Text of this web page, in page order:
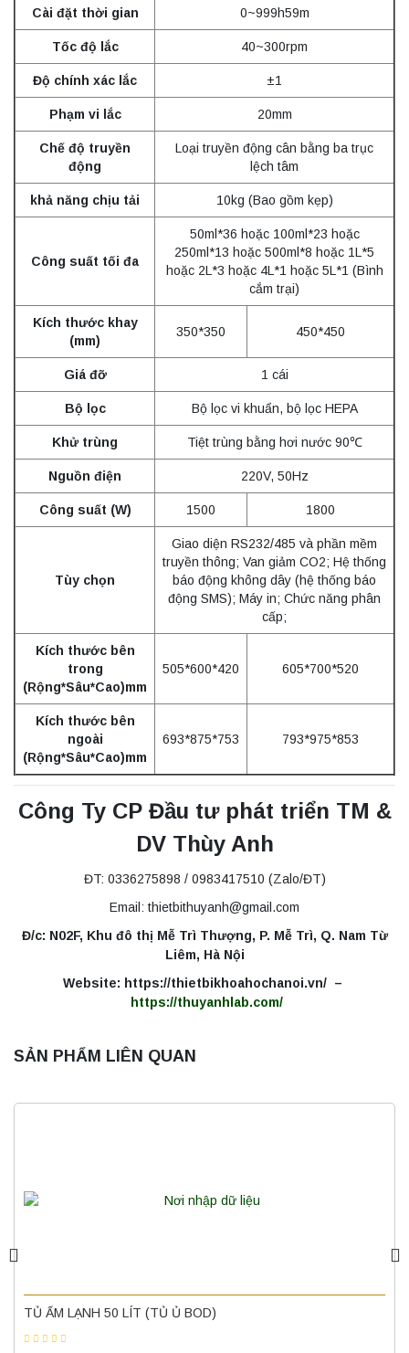
Cài đặt thời gian 0~999h59m
Tốc độ lắc 40~300rpm
Độ chính xác lắc ±1
Phạm vi lắc 20mm
Chế độ truyền
động
Loại truyền động cân bằng ba trục
lệch tâm
khả năng chịu tải 10kg (Bao gồm kẹp)
Công suất tối đa
50ml*36 hoặc 100ml*23 hoặc
250ml*13 hoặc 500ml*8 hoặc 1L*5
hoặc 2L*3 hoặc 4L*1 hoặc 5L*1 (Bình
cắm trại)
Kích thước khay
(mm)
350*350 450*450
Giá đỡ 1 cái
Bộ lọc Bộ lọc vi khuẩn, bộ lọc HEPA
Khử trùng Tiệt trùng bằng hơi nước 90℃
Nguồn điện 220V, 50Hz
Công suất (W) 1500 1800
Tùy chọn
Giao diện RS232/485 và phần mềm
truyền thông; Van giảm CO2; Hệ thống
báo động không dây (hệ thống báo
động SMS); Máy in; Chức năng phân
cấp;
Kích thước bên
trong
(Rộng*Sâu*Cao)mm
505*600*420 605*700*520
Kích thước bên
ngoài
(Rộng*Sâu*Cao)mm
693*875*753 793*975*853
Công Ty CP Đầu tư phát triển TM &
DV Thùy Anh
ĐT: 0336275898 / 0983417510 (Zalo/ĐT)
Email: thietbithuyanh@gmail.com
Đ/c: N02F, Khu đô thị Mễ Trì Thượng, P. Mễ Trì, Q. Nam Từ
Liêm, Hà Nội
Website: https://thietbikhoahochanoi.vn/ –
https://thuyanhlab.com/
SẢN PHẨM LIÊN QUAN
LẠNH 50 LÍT (TỦ Ủ BOD)
Yonglekang – Máy ly tâm phòng thí nghiệm
(50 Lít) – Giải pháp tiệt trùng hiệu quả
Liên hệ